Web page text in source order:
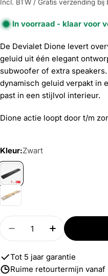
Incl. BTW / Gratis verzending
In voorraad - klaar voor
De Devialet Dione levert
geluid uit één elegant
subwoofer of extra
dynamisch geluid verpakt in
past in een stijlvol interieur.
Dione actie loopt door t/m
Kleur:Zwart
Aantal
Verlaag aantal voor
Verhoog
Tot 5 jaar garantie
Ruime retourtermijn vanaf